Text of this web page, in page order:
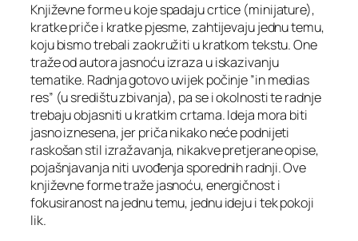
Književne forme u koje spadaju crtice (minijature),
kratke priče i kratke pjesme, zahtijevaju jednu temu,
koju bismo trebali zaokružiti u kratkom tekstu. One
traže od autora jasnoću izraza u iskazivanju
tematike. Radnja gotovo uvijek počinje ”in medias
res” (u središtu zbivanja), pa se i okolnosti te radnje
trebaju objasniti u kratkim crtama. Ideja mora biti
jasno iznesena, jer priča nikako neće podnijeti
raskošan stil izražavanja, nikakve pretjerane opise,
pojašnjavanja niti uvođenja sporednih radnji. Ove
književne forme traže jasnoću, energičnost i
fokusiranost na jednu temu, jednu ideju i tek pokoji
lik.